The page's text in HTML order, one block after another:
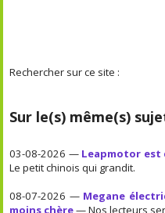
Rechercher sur ce site :
Sur le(s) même(s)
03-08-2026 — Leapmotor est
Le petit chinois qui grandit.
08-07-2026 — Megane
moins chère— Nos lecteurs